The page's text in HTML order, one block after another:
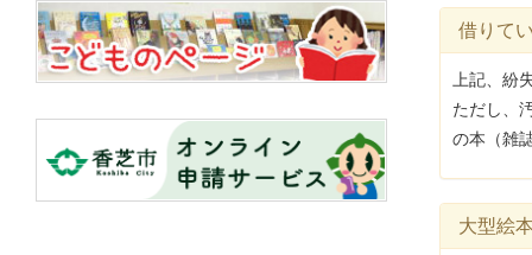
借りて
上記、紛
ただし、
の本（雑
大型絵